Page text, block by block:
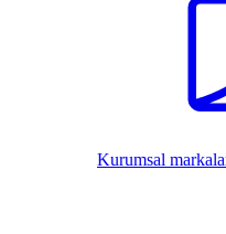
Kurumsal